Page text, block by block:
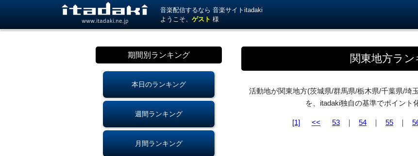
www.itadaki.ne.jp
音楽配信するなら 音楽サイトitadaki
ようこそ、ゲスト 様
期間別ランキング
本日のランキング
週間ランキング
月間ランキング
関東地方ラ
活動地が関東地方(茨城県/群馬県/栃木県/千葉県/埼
を、itadaki独自の基準でポイント
[1] << 53 ｜ 54 ｜ 55 ｜